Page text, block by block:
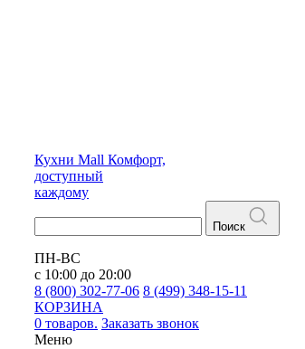
Кухни Mall Комфорт,
доступный
каждому
Поиск
ПН-ВС
с 10:00 до 20:00
8 (800) 302-77-06 8 (499) 348-15-11
КОРЗИНА
0 товаров. Заказать звонок
Меню